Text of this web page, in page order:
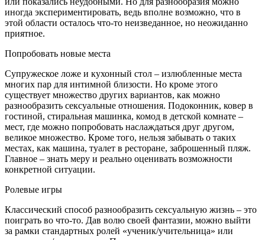
иногда экспериментировать, ведь вполне возможно, что в
этой области осталось что-то неизведанное, но неожиданно
приятное.
Попробовать новые места
Супружеское ложе и кухонный стол – излюбленные места
многих пар для интимной близости. Но кроме этого
существует множество других вариантов, как можно
разнообразить сексуальные отношения. Подоконник, ковер в
гостиной, стиральная машинка, комод в детской комнате –
мест, где можно попробовать наслаждаться друг другом,
великое множество. Кроме того, нельзя забывать о таких
местах, как машина, туалет в ресторане, заброшенный пляж.
Главное – знать меру и реально оценивать возможности
конкретной ситуации.
Ролевые игры
Классический способ разнообразить сексуальную жизнь – это
поиграть во что-то. Дав волю своей фантазии, можно выйти
за рамки стандартных ролей «ученик/учительница» или